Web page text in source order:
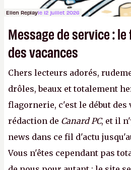
Ellen Replayle 12 juillet 2026
Message de service :
des vacances
Chers lecteurs adorés,
drôles, beaux et totalement
flagornerie, c'est le début des
rédaction de Canard PC, et il
news dans ce fil d'actu
Vous n'êtes cependant pas